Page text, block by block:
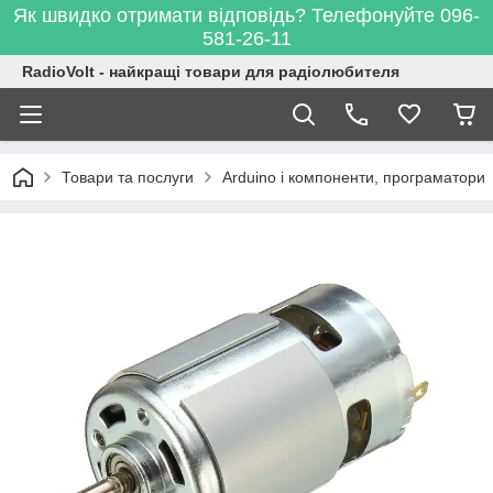
Як швидко отримати відповідь? Телефонуйте 096-
581-26-11
RadioVolt - найкращі товари для радіолюбителя
Товари та послуги Arduino і компоненти, програматори